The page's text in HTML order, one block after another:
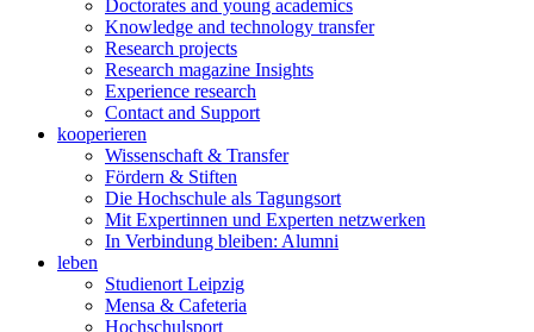
Doctorates and young academics
Knowledge and technology transfer
Research projects
Research magazine Insights
Experience research
Contact and Support
kooperieren
Wissenschaft & Transfer
Fördern & Stiften
Die Hochschule als Tagungsort
Mit Expertinnen und Experten netzwerken
In Verbindung bleiben: Alumni
leben
Studienort Leipzig
Mensa & Cafeteria
Hochschulsport